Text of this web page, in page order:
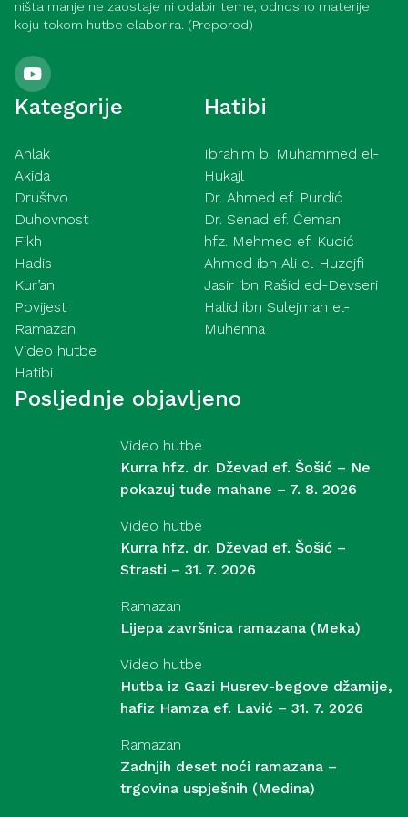
ništa manje ne zaostaje ni odabir teme, odnosno materije
koju tokom hutbe elaborira. (Preporod)
Kategorije
Ahlak
Akida
Društvo
Duhovnost
Fikh
Hadis
Kur’an
Povijest
Ramazan
Video hutbe
Hatibi
Hatibi
Ibrahim b. Muhammed el-
Hukajl
Dr. Ahmed ef. Purdić
Dr. Senad ef. Ćeman
hfz. Mehmed ef. Kudić
Ahmed ibn Ali el-Huzejfi
Jasir ibn Rašid ed-Devseri
Halid ibn Sulejman el-
Muhenna
Posljednje objavljeno
Video hutbe
Kurra hfz. dr. Dževad ef. Šošić – Ne
pokazuj tuđe mahane – 7. 8. 2026
Video hutbe
Kurra hfz. dr. Dževad ef. Šošić –
Strasti – 31. 7. 2026
Ramazan
Lijepa završnica ramazana (Meka)
Video hutbe
Hutba iz Gazi Husrev-begove džamije,
hafiz Hamza ef. Lavić – 31. 7. 2026
Ramazan
Zadnjih deset noći ramazana –
trgovina uspješnih (Medina)